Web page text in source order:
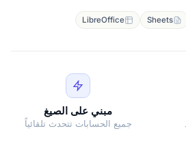
Sheets
LibreOffice
مبني على الصيغ
جميع الحسابات تتحدث تلقائياً